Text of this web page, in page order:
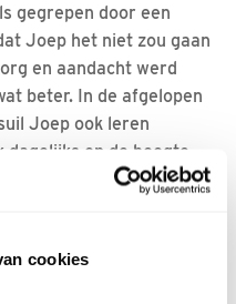
cookies
gegrepen door een
Joep het niet zou gaan
en aandacht werd
beter. In de afgelopen
Joep ook leren
dagelijks op de hoogte
een wondermiddel, een
hem!) door het bos rond.